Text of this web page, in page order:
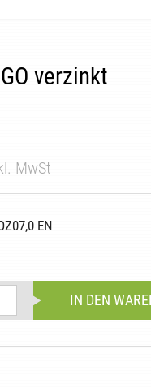
verzinkt
MwSt
EN
IN DEN